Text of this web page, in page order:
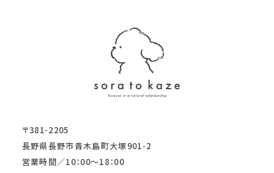
〒381-2205
長野県長野市青木島町大塚901-2
営業時間／10：00～18：00